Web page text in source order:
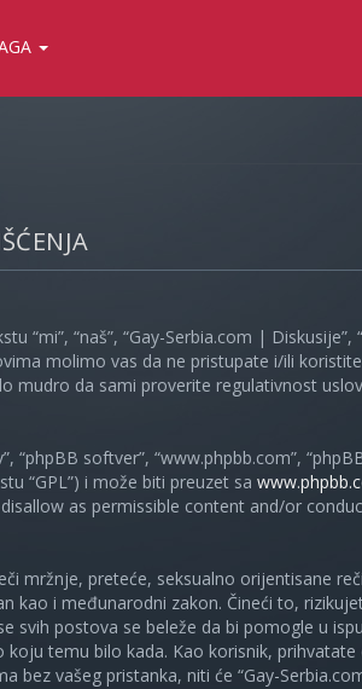
“mi”, “naš”, “Gay-Serbia.com |
molimo vas da ne pristupate i/ili
da sami proverite regulativnost
“phpBB softver”, “www.phpbb.com”,
“GPL”) i može biti preuzet sa
as permissible content and/or
mržnje, preteće, seksualno orijentisane
kao i međunarodni zakon. Čineći to,
postova se beleže da bi pomogle u
temu bilo kada. Kao korisnik,
bez vašeg pristanka, niti će “Gay-